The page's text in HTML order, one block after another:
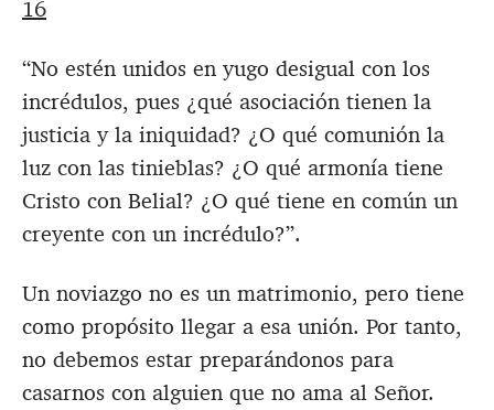
16
“No estén unidos en yugo desigual con los
incrédulos, pues ¿qué asociación tienen la
justicia y la iniquidad? ¿O qué comunión la
luz con las tinieblas? ¿O qué armonía tiene
Cristo con Belial? ¿O qué tiene en común un
creyente con un incrédulo?”.
Un noviazgo no es un matrimonio, pero tiene
como propósito llegar a esa unión. Por tanto,
no debemos estar preparándonos para
casarnos con alguien que no ama al Señor.